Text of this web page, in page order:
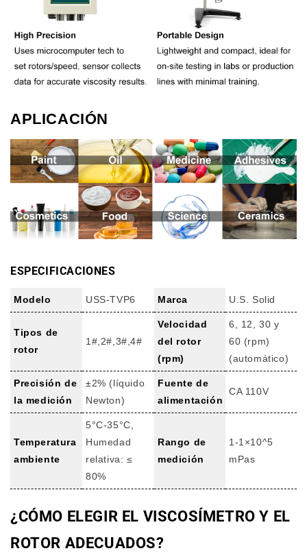
APLICACIÓN
ESPECIFICACIONES
Modelo USS-TVP6 Marca U.S. Solid
Tipos de
rotor
1#,2#,3#,4#
Velocidad
del rotor
(rpm)
6, 12, 30 y
60 (rpm)
(automático)
Precisión de
la medición
±2% (líquido
Newton)
Fuente de
alimentación
CA 110V
Temperatura
ambiente
5°C-35°C,
Humedad
relativa: ≤
80%
Rango de
medición
1-1×10^5
mPas
¿CÓMO ELEGIR EL VISCOSÍMETRO Y EL
ROTOR ADECUADOS?